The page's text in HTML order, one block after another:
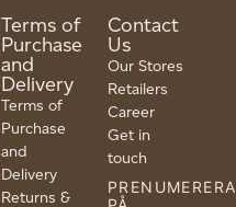
Terms of
Purchase
and
Delivery
Terms of
Purchase
and
Delivery
Returns &
Contact
Us
Our Stores
Retailers
Career
Get in
touch
PRENUMERERA